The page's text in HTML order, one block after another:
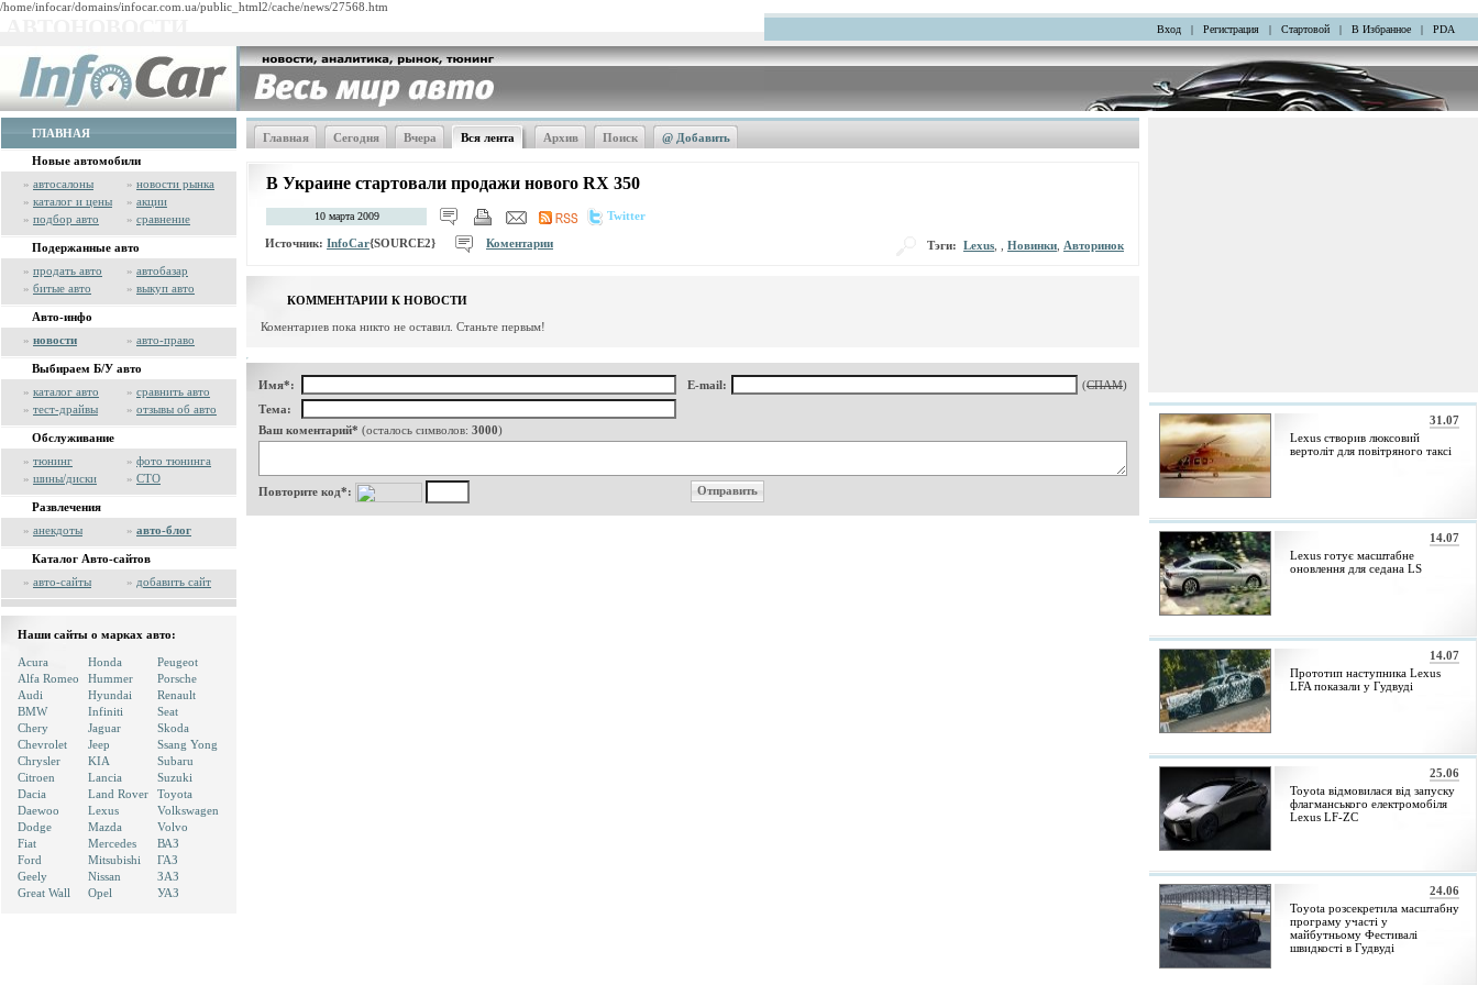
/home/infocar/domains/infocar.com.ua/public_html2/cache/news/27568.htm
Вход | Регистрация | Стартовой | В Избранное | PDA
ГЛАВНАЯ
Новые автомобили
» автосалоны » новости рынка
» каталог и цены » акции
» подбор авто » сравнение
Подержанные авто
» продать авто » автобазар
» битые авто » выкуп авто
Авто-инфо
» новости » авто-право
Выбираем Б/У авто
» каталог авто » сравнить авто
» тест-драйвы » отзывы об авто
Обслуживание
» тюнинг » фото тюнинга
» шины/диски » СТО
Развлечения
» анекдоты » авто-блог
Каталог Авто-сайтов
» авто-сайты » добавить сайт
Наши сайты о марках авто:
Acura
Alfa Romeo
Audi
BMW
Chery
Chevrolet
Chrysler
Citroen
Dacia
Daewoo
Dodge
Fiat
Ford
Geely
Great Wall
Honda
Hummer
Hyundai
Infiniti
Jaguar
Jeep
KIA
Lancia
Land Rover
Lexus
Mazda
Mercedes
Mitsubishi
Nissan
Opel
Peugeot
Porsche
Renault
Seat
Skoda
Ssang Yong
Subaru
Suzuki
Toyota
Volkswagen
Volvo
ВАЗ
ГАЗ
ЗАЗ
УАЗ
Главная Сегодня Вчера Вся лента Архив Поиск @ Добавить
В Украине стартовали продажи нового RX 350
10 марта 2009 Twitter
Источник: InfoCar{SOURCE2} Коментарии Тэги: Lexus Новинки Авторинок
КОММЕНТАРИИ К НОВОСТИ
Коментариев пока никто не оставил. Станьте первым!
Имя*: E-mail: (СПАМ)
Тема:
Ваш коментарий* (осталось символов: 3000)
Повторите код*:
31.07
Lexus створив люксовий
вертоліт для повітряного таксі
14.07
Lexus готує масштабне
оновлення для седана LS
14.07
Прототип наступника Lexus
LFA показали у Гудвуді
25.06
Toyota відмовилася від запуску
флагманського електромобіля
Lexus LF-ZC
24.06
Toyota розсекретила масштабну
програму участі у
майбутньому Фестивалі
швидкості в Гудвуді